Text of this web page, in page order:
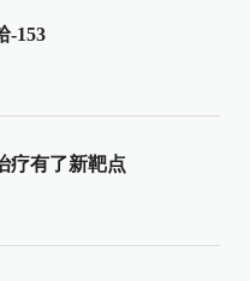
-153
疗有了新靶点